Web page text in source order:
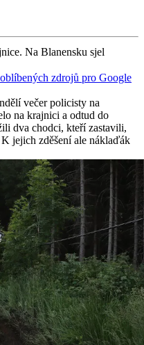
Na Blanensku sjel
zdrojů pro Google
večer policisty na
na krajnici a odtud do
dva chodci, kteří zastavili,
jejich zděšení ale náklaďák